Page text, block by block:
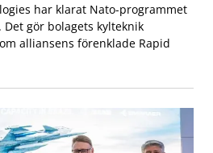
har klarat Nato-programmet
Det gör bolagets kylteknik
alliansens förenklade Rapid